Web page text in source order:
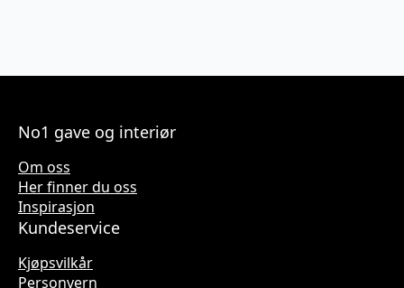
No1 gave og interiør
Om oss
Her finner du oss
Inspirasjon
Kundeservice
Kjøpsvilkår
Personvern